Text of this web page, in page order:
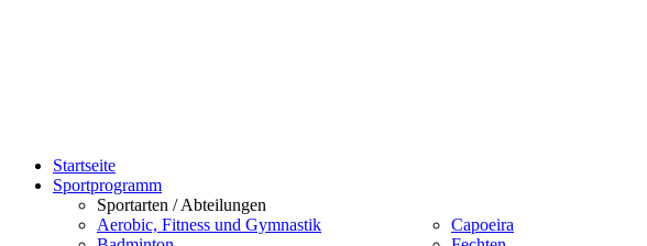
Startseite
Sportprogramm
Sportarten / Abteilungen
Aerobic, Fitness und Gymnastik
Capoeira